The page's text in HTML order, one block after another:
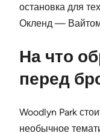
остановка для
Окленд —
На что
перед
Woodlyn Park
необычное